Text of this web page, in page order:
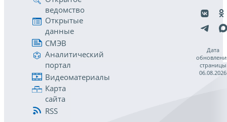
ведомство
Открытые
данные
СМЭВ
Аналитический
портал
Видеоматериалы
Карта
сайта
RSS
Дата
страницы
06.08.2026